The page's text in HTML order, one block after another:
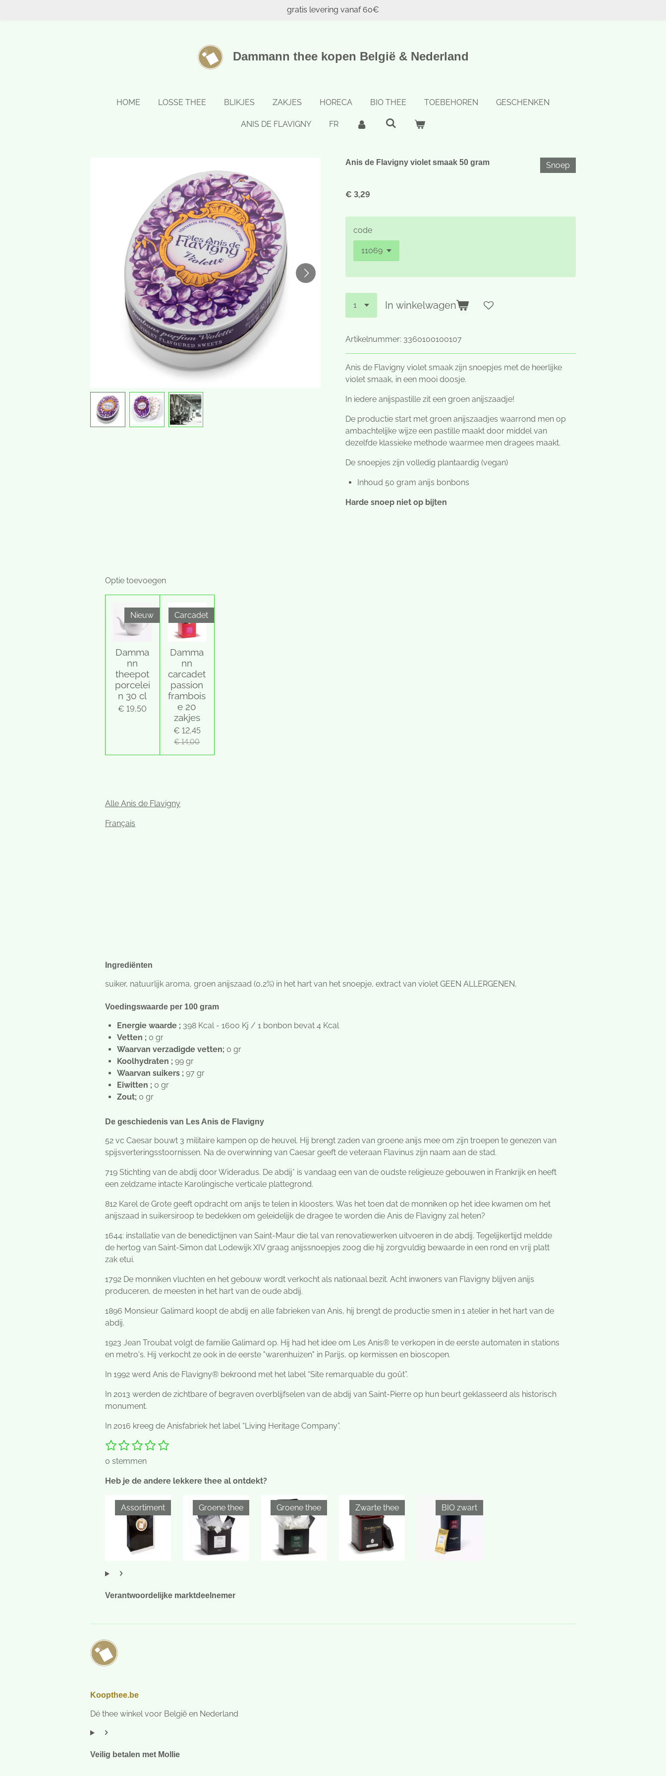
gratis levering vanaf 60€
Dammann thee kopen België & Nederland
HOME LOSSE THEE BLIKJES ZAKJES HORECA BIO THEE TOEBEHOREN GESCHENKEN
ANIS DE FLAVIGNY FR
Anis de Flavigny violet smaak 50 gram Snoep
€ 3,29
code
In winkelwagen
Artikelnummer: 3360100100107
Anis de Flavigny violet smaak zijn snoepjes met de heerlijke
violet smaak, in een mooi doosje.
In iedere anijspastille zit een groen anijszaadje!
De productie start met groen anijszaadjes waarrond men op
ambachtelijke wijze een pastille maakt door middel van
dezelfde klassieke methode waarmee men dragees maakt.
De snoepjes zijn volledig plantaardig (vegan)
Inhoud 50 gram anijs bonbons
Harde snoep niet op bijten
Optie toevoegen
Nieuw
Damma
nn
theepot
porcelei
n 30 cl
€ 19,50
Carcadet
Damma
nn
carcadet
passion
frambois
e 20
zakjes
€ 12,45
€ 14,00
Alle Anis de Flavigny
Français
Ingrediënten
suiker, natuurlijk aroma, groen anijszaad (0,2%) in het hart van het snoepje, extract van violet GEEN ALLERGENEN,
Voedingswaarde per 100 gram
Energie waarde ; 398 Kcal - 1600 Kj / 1 bonbon bevat 4 Kcal
Vetten ; 0 gr
Waarvan verzadigde vetten; 0 gr
Koolhydraten ; 99 gr
Waarvan suikers ; 97 gr
Eiwitten ; 0 gr
Zout; 0 gr
De geschiedenis van Les Anis de Flavigny
52 vc Caesar bouwt 3 militaire kampen op de heuvel. Hij brengt zaden van groene anijs mee om zijn troepen te genezen van
spijsverteringsstoornissen. Na de overwinning van Caesar geeft de veteraan Flavinus zijn naam aan de stad.
719 Stichting van de abdij door Wideradus. De abdij* is vandaag een van de oudste religieuze gebouwen in Frankrijk en heeft
een zeldzame intacte Karolingische verticale plattegrond.
812 Karel de Grote geeft opdracht om anijs te telen in kloosters. Was het toen dat de monniken op het idee kwamen om het
anijszaad in suikersiroop te bedekken om geleidelijk de dragee te worden die Anis de Flavigny zal heten?
1644: installatie van de benedictijnen van Saint-Maur die tal van renovatiewerken uitvoeren in de abdij. Tegelijkertijd meldde
de hertog van Saint-Simon dat Lodewijk XIV graag anijssnoepjes zoog die hij zorgvuldig bewaarde in een rond en vrij platt
zak etui.
1792 De monniken vluchten en het gebouw wordt verkocht als nationaal bezit. Acht inwoners van Flavigny blijven anijs
produceren, de meesten in het hart van de oude abdij.
1896 Monsieur Galimard koopt de abdij en alle fabrieken van Anis, hij brengt de productie smen in 1 atelier in het hart van de
abdij.
1923 Jean Troubat volgt de familie Galimard op. Hij had het idee om Les Anis® te verkopen in de eerste automaten in stations
en metro's. Hij verkocht ze ook in de eerste "warenhuizen" in Parijs, op kermissen en bioscopen.
In 1992 werd Anis de Flavigny® bekroond met het label “Site remarquable du goût”.
In 2013 werden de zichtbare of begraven overblijfselen van de abdij van Saint-Pierre op hun beurt geklasseerd als historisch
monument.
In 2016 kreeg de Anisfabriek het label “Living Heritage Company”.
R
a
i
r
e
1
s
e
2
s
e
r
e
3
s
e
r
e
n
4
s
e
r
e
n
5
e
r
e
S
m
n
0 stemmen
Heb je de andere lekkere thee al ontdekt?
Assortiment Groene thee Groene thee Zwarte thee BIO zwart
Verantwoordelijke marktdeelnemer
Koopthee.be
Dé thee winkel voor België en Nederland
Veilig betalen met Mollie